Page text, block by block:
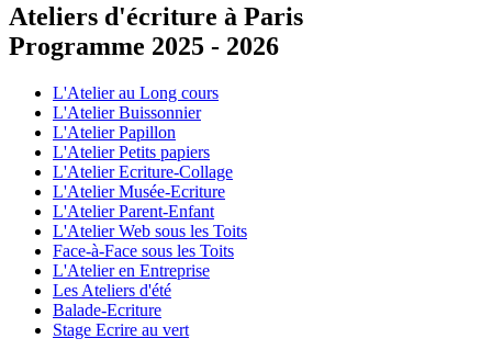
Ateliers d'écriture à Paris
Programme 2025 - 2026
L'Atelier au Long cours
L'Atelier Buissonnier
L'Atelier Papillon
L'Atelier Petits papiers
L'Atelier Ecriture-Collage
L'Atelier Musée-Ecriture
L'Atelier Parent-Enfant
L'Atelier Web sous les Toits
Face-à-Face sous les Toits
L'Atelier en Entreprise
Les Ateliers d'été
Balade-Ecriture
Stage Ecrire au vert